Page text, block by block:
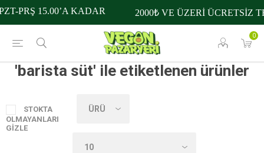
0
PRŞ 15.00’A KADAR 2000₺ VE ÜZERİ ÜCRETSİZ
'barista süt' ile etiketlenen ürünler
STOKTA
OLMAYANLARI
GIZLE